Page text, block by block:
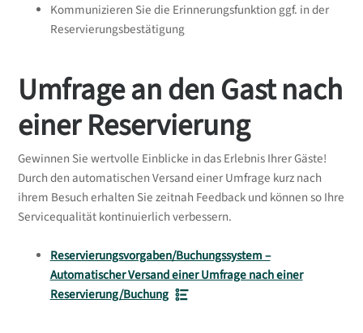
Kommunizieren Sie die Erinnerungsfunktion ggf. in der
Reservierungsbestätigung
Umfrage an den Gast nach
einer Reservierung
Gewinnen Sie wertvolle Einblicke in das Erlebnis Ihrer Gäste!
Durch den automatischen Versand einer Umfrage kurz nach
ihrem Besuch erhalten Sie zeitnah Feedback und können so Ihre
Servicequalität kontinuierlich verbessern.
Reservierungsvorgaben/Buchungssystem –
Automatischer Versand einer Umfrage nach einer
Reservierung/Buchung